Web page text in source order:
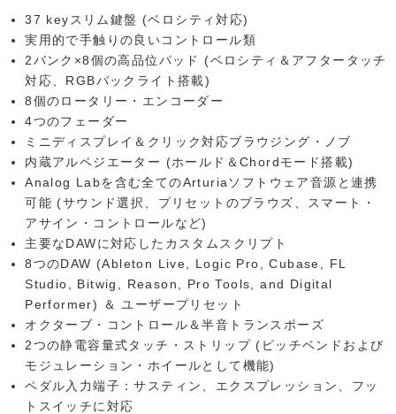
37 keyスリム鍵盤 (ベロシティ対応)
実用的で手触りの良いコントロール類
2バンク×8個の高品位パッド (ベロシティ＆アフタータッチ
対応、RGBバックライト搭載)
8個のロータリー・エンコーダー
4つのフェーダー
ミニディスプレイ＆クリック対応ブラウジング・ノブ
内蔵アルペジエーター (ホールド＆Chordモード搭載)
Analog Labを含む全てのArturiaソフトウェア音源と連携
可能 (サウンド選択、プリセットのブラウズ、スマート・
アサイン・コントロールなど)
主要なDAWに対応したカスタムスクリプト
8つのDAW (Ableton Live, Logic Pro, Cubase, FL
Studio, Bitwig, Reason, Pro Tools, and Digital
Performer) ＆ ユーザープリセット
オクターブ・コントロール＆半音トランスポーズ
2つの静電容量式タッチ・ストリップ (ピッチベンドおよび
モジュレーション・ホイールとして機能)
ペダル入力端子：サスティン、エクスプレッション、フッ
トスイッチに対応